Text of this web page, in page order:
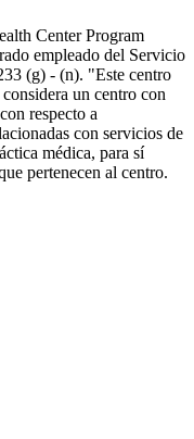
Center Program
empleado del Servicio
(g) - (n). "Este centro
un centro con
respecto a
con servicios de
médica, para sí
pertenecen al centro.